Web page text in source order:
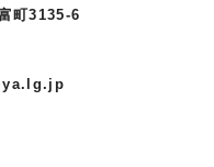
町3135-6